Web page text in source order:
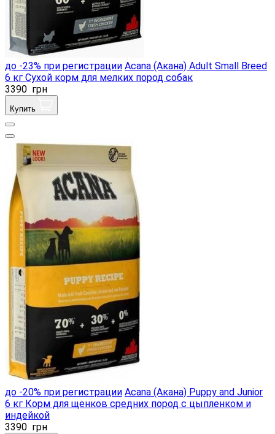
до -23% при регистрации Acana (Акана) Adult Small Breed
6 кг Сухой корм для мелких пород собак
3390 грн
Купить
до -20% при регистрации Acana (Акана) Puppy and Junior
6 кг Корм для щенков средних пород с цыпленком и
индейкой
3390 грн